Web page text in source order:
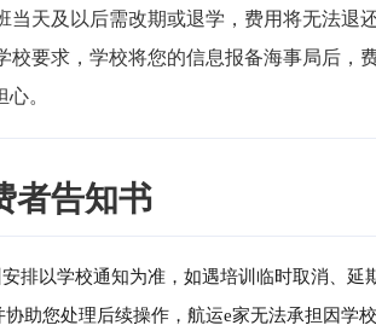
当天及以后需改期或退学，费用将无法退
校要求，学校将您的信息报备海事局后，
。
者告知书
安排以学校通知为准，如遇培训临时取消、
协助您处理后续操作，航运e家无法承担因学